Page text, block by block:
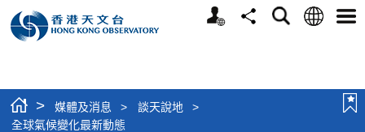
個
分
搜
語
選
> 媒體及消息 > 談天說地
>
全球氣候變化最新動態